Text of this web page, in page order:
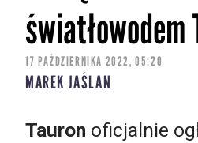
światłowodem
17 PAŹDZIERNIKA 2022, 05:20
MAREK JAŚLAN
Tauron oficjalnie